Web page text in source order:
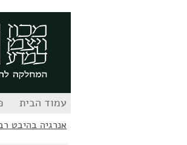
עמוד הבית
אנרגיה בהיבט